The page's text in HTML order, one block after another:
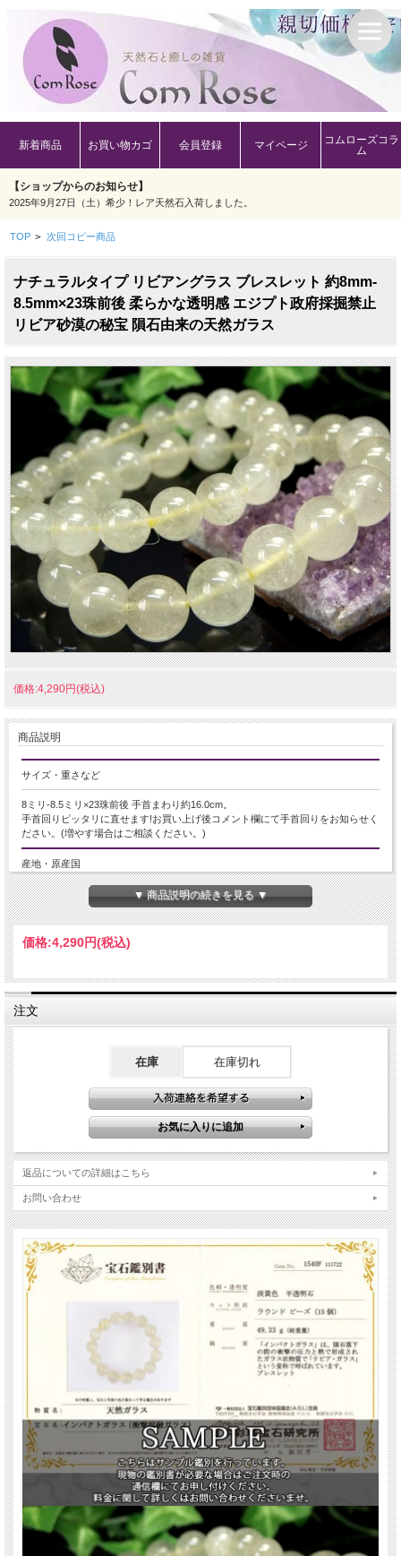
新着商品 お買い物カゴ 会員登録 マイページ
コムローズコラ
ム
【ショップからのお知らせ】
2025年9月27日（土）希少！レア天然石入荷しました。
TOP > 次回コピー商品
ナチュラルタイプ リビアングラス ブレスレット 約8mm-
8.5mm×23珠前後 柔らかな透明感 エジプト政府採掘禁止
リビア砂漠の秘宝 隕石由来の天然ガラス
価格:4,290円(税込)
商品説明
サイズ・重さなど
8ミリ-8.5ミリ×23珠前後 手首まわり約16.0cm。
手首回りピッタリに直せます!お買い上げ後コメント欄にて手首回りをお知らせく
ださい。(増やす場合はご相談ください。)
産地・原産国
エジプトサハラ砂漠産
グレードなど
名称など
リビアングラス
近年、エジプト政府によるリビアングラスの採掘・持ち出し規制により、流通量
が年々減少しています。
今後は市場に出回る数がさらに限られると予測され、希少性・価値ともに高まっ
ていく石のひとつです。
こちらは、淡いイエローからクリームイエローの色合いが美しい、ナチュラルな
透明感を持つリビアングラスブレスレットです。
ガラス特有の艶やかな光沢と、内部に見られる自然由来の気泡や微細な内包物
が、奥行きのある表情を生み出しています。
リビアングラスは、リビア砂漠（サハラ砂漠東部）でのみ採取される非常に希少
な天然ガラスです。
隕石衝突時の超高温・高圧によって生成されたと考えられており、その神秘的な
起源はいまなお多くの謎に包まれています。
ツタンカーメン王の胸飾りに使用されたスカラベが、リビアングラス製であった
ことが判明し、世界的に注目を集めました。
古代エジプトでは「特別な力を持つ石」として、王族や神官に大切に扱われてい
たと伝えられています。
【意味合い・云われ・伝承等】
リビアングラスは、輪廻転生やカルマと深い関わりを持つ石とされています。
もし前世の行いが現世に影響を与えている場合、リビアングラスはそのカルマを
さらに、浄化するだけでなく、現世の魂を正しい道へと導いてくれると云われて
います。
ご注意事項
※商品の特性上、気泡穴により表面がざらつきや凹凸がある珠があります。ご理
解の上ご購入下さい。
※天然石ですので細かなカケや凹み、歪な部分やクラックなどがある場合があり
ます。
※出来る限り自然な色みになるよう撮影を心がけておりますが、お使いのディス
プレイ環境によって表示される色みに差が出る場合があります。ご了承下さい。
▼ 商品説明の続きを見る ▼
価格:4,290円(税込)
注文
在庫 在庫切れ
返品についての詳細はこちら
お問い合わせ